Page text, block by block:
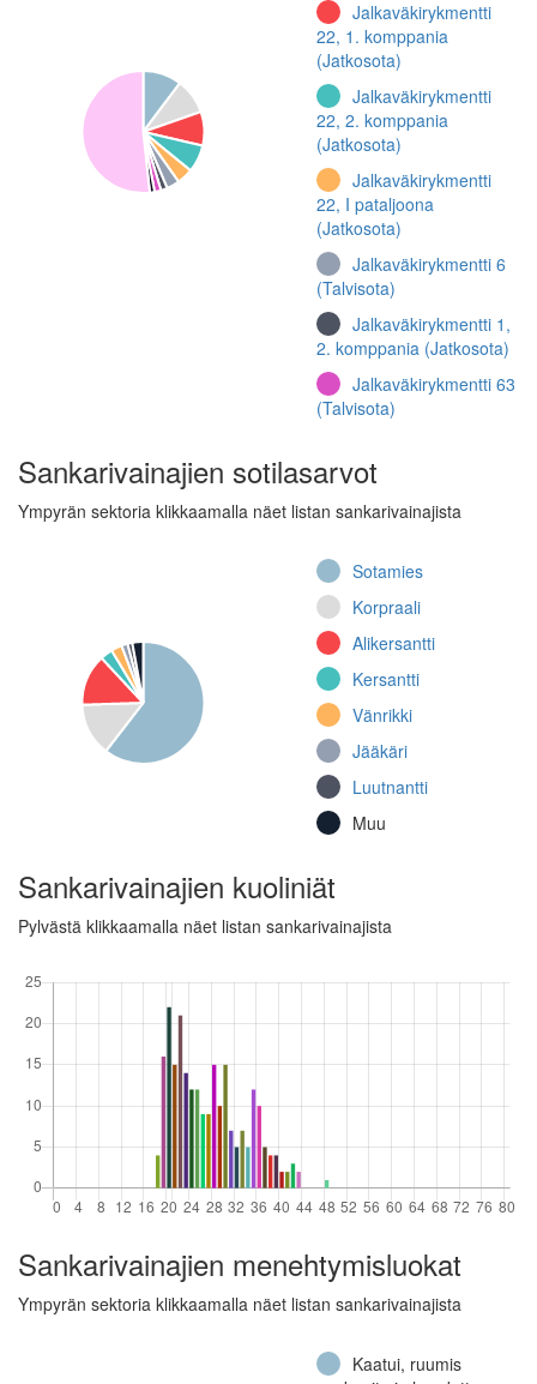
Jalkaväkirykmentti
22, 1. komppania
(Jatkosota)
Jalkaväkirykmentti
22, 2. komppania
(Jatkosota)
Jalkaväkirykmentti
22, I pataljoona
(Jatkosota)
Jalkaväkirykmentti 6
(Talvisota)
Jalkaväkirykmentti 1,
2. komppania (Jatkosota)
Jalkaväkirykmentti 63
(Talvisota)
63, II pataljoona
Sankarivainajien sotilasarvot
Ympyrän sektoria klikkaamalla näet listan sankarivainajista
Sotamies
Korpraali
Alikersantti
Kersantti
Vänrikki
Jääkäri
Luutnantti
Muu
Sankarivainajien kuoliniät
Pylvästä klikkaamalla näet listan sankarivainajista
Sankarivainajien menehtymisluokat
Ympyrän sektoria klikkaamalla näet listan sankarivainajista
Kaatui, ruumis